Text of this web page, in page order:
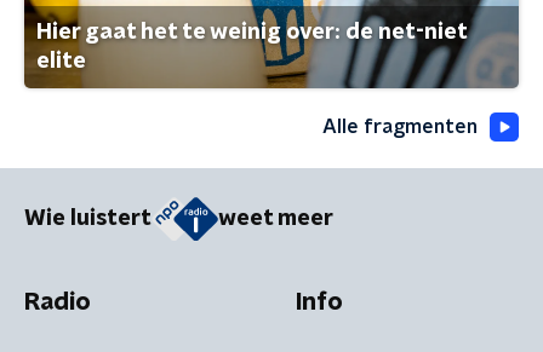
Hier gaat het te weinig over: de net-niet
elite
Alle fragmenten
Wie luistert weet meer
Radio Info